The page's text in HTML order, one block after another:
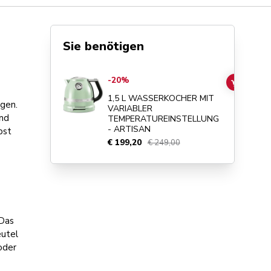
Sie benötigen
Go to1,5 L WASSERKOCHER MIT VARIABLER
-20%
1,5 L WASSERKOCHER MIT
VARIABLER
TEMPERATUREINSTELLUNG
- ARTISAN
€ 199,20 € 249,00